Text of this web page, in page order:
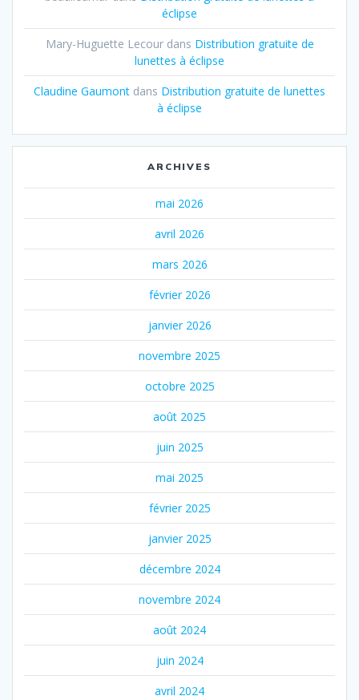
éclipse
Mary-Huguette Lecourdans Distribution gratuite de
lunettes à éclipse
Claudine Gaumont dans Distribution gratuite de lunettes
à éclipse
ARCHIVES
mai 2026
avril 2026
mars 2026
février 2026
janvier 2026
novembre 2025
octobre 2025
août 2025
juin 2025
mai 2025
février 2025
janvier 2025
décembre 2024
novembre 2024
août 2024
juin 2024
avril 2024